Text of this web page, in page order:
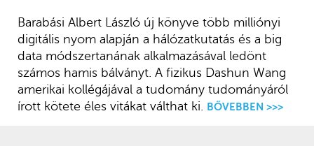
Barabási Albert László új könyve több milliónyi
digitális nyom alapján a hálózatkutatás és a big
data módszertanának alkalmazásával ledönt
számos hamis bálványt. A fizikus Dashun Wang
amerikai kollégájával a tudomány tudományáról
írott kötete éles vitákat válthat ki. BŐVEBBEN >>>